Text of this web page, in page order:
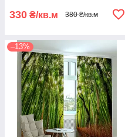
330 ₴/кв.м 380 ₴/кв.м
–13%